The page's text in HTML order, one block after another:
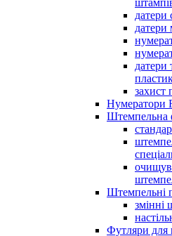
датери
датери
датери
захист
Нумератори
Штемпельна
Штемпельні
змінні
Футляри для